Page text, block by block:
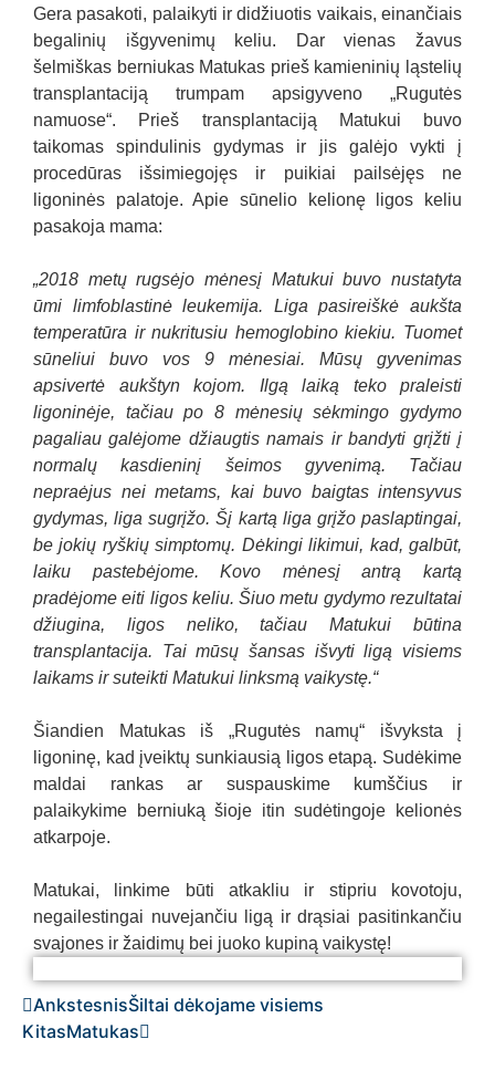
Gera pasakoti, palaikyti ir didžiuotis vaikais, einančiais
begalinių išgyvenimų keliu. Dar vienas žavus
šelmiškas berniukas Matukas prieš kamieninių ląstelių
transplantaciją trumpam apsigyveno „Rugutės
namuose“. Prieš transplantaciją Matukui buvo
taikomas spindulinis gydymas ir jis galėjo vykti į
procedūras išsimiegojęs ir puikiai pailsėjęs ne
ligoninės palatoje. Apie sūnelio kelionę ligos keliu
pasakoja mama:
„2018 metų rugsėjo mėnesį Matukui buvo nustatyta
ūmi limfoblastinė leukemija. Liga pasireiškė aukšta
temperatūra ir nukritusiu hemoglobino kiekiu. Tuomet
sūneliui buvo vos 9 mėnesiai. Mūsų gyvenimas
apsivertė aukštyn kojom. Ilgą laiką teko praleisti
ligoninėje, tačiau po 8 mėnesių sėkmingo gydymo
pagaliau galėjome džiaugtis namais ir bandyti grįžti į
normalų kasdieninį šeimos gyvenimą. Tačiau
nepraėjus nei metams, kai buvo baigtas intensyvus
gydymas, liga sugrįžo. Šį kartą liga grįžo paslaptingai,
be jokių ryškių simptomų. Dėkingi likimui, kad, galbūt,
laiku pastebėjome. Kovo mėnesį antrą kartą
pradėjome eiti ligos keliu. Šiuo metu gydymo rezultatai
džiugina, ligos neliko, tačiau Matukui būtina
transplantacija. Tai mūsų šansas išvyti ligą visiems
laikams ir suteikti Matukui linksmą vaikystę.“
Šiandien Matukas iš „Rugutės namų“ išvyksta į
ligoninę, kad įveiktų sunkiausią ligos etapą. Sudėkime
maldai rankas ar suspauskime kumščius ir
palaikykime berniuką šioje itin sudėtingoje kelionės
atkarpoje.
Matukai, linkime būti atkakliu ir stipriu kovotoju,
negailestingai nuvejančiu ligą ir drąsiai pasitinkančiu
svajones ir žaidimų bei juoko kupiną vaikystę!
Matukas
Matukas
Matukas
AnkstesnisŠiltai dėkojame visiems
KitasMatukas